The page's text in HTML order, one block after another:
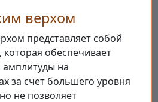
верхом
представляет собой
обеспечивает
амплитуды на
за счет большего уровня
не позволяет